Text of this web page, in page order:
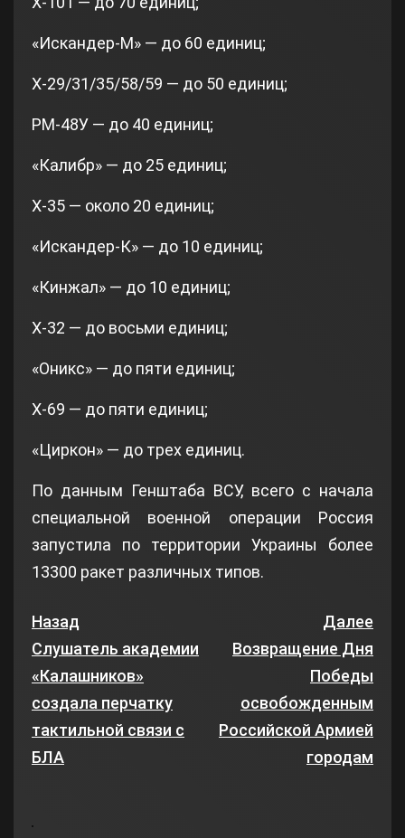
«Искандер-М» — до 60 единиц;
Х-29/31/35/58/59 — до 50 единиц;
РМ-48У — до 40 единиц;
«Калибр» — до 25 единиц;
Х-35 — около 20 единиц;
«Искандер-К» — до 10 единиц;
«Кинжал» — до 10 единиц;
Х-32 — до восьми единиц;
«Оникс» — до пяти единиц;
Х-69 — до пяти единиц;
«Циркон» — до трех единиц.
По данным Генштаба ВСУ, всего с начала
специальной военной операции Россия
запустила по территории Украины более
13300 ракет различных типов.
Назад
Слушатель академии
«Калашников»
создала перчатку
тактильной связи с
БЛА
Далее
Возвращение Дня
Победы
освобожденным
Российской Армией
городам